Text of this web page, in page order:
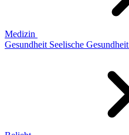
Medizin
Gesundheit Seelische Gesundheit